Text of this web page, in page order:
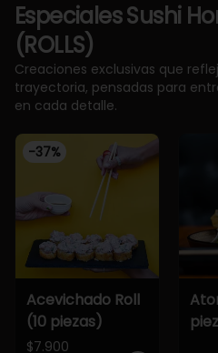
Especiales Sushi
(ROLLS)
Creaciones exclusivas que
trayectoria, pensadas para
en cada detalle.
-37%
Acevichado Roll
(10 piezas)
$7.900